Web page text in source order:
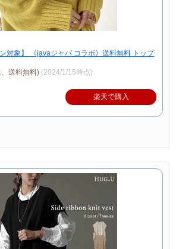
対象】 《javaジャバ コラボ》送料無料 トップ
送料無料) (2024/1/15時点)
楽天で購入